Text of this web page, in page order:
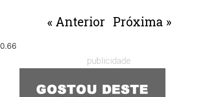
« Anterior Próxima »
publicidade